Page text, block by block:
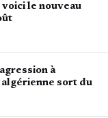
voici le nouveau
à
algérienne sort du